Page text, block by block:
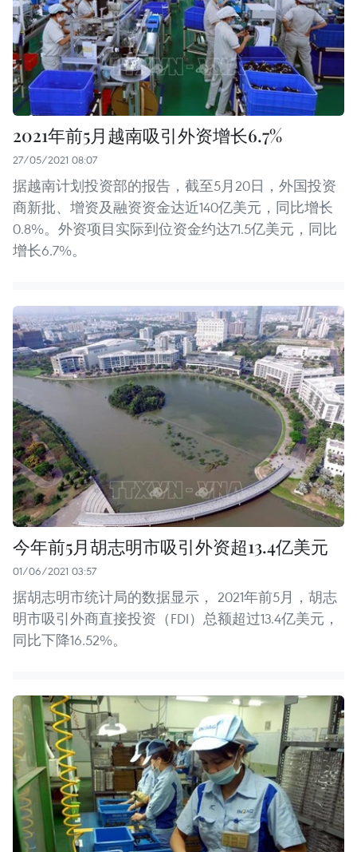
2021年前5月越南吸引外资增长6.7%
27/05/2021 08:07
据越南计划投资部的报告，截至5月20日，外国投资
商新批、增资及融资资金达近140亿美元，同比增长
0.8%。外资项目实际到位资金约达71.5亿美元，同比
增长6.7%。
今年前5月胡志明市吸引外资超13.4亿美元
01/06/2021 03:57
据胡志明市统计局的数据显示， 2021年前5月，胡志
明市吸引外商直接投资（FDI）总额超过13.4亿美元，
同比下降16.52%。